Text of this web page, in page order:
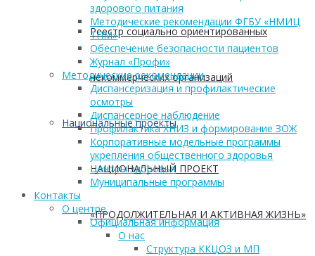
Реестр социально ориентированных
некоммерческих организаций
Национальные проекты
НАЦИОНАЛЬНЫЙ ПРОЕКТ
«ПРОДОЛЖИТЕЛЬНАЯ И АКТИВНАЯ ЖИЗНЬ»
здорового питания
Методические рекомендации ФГБУ «НМИЦ
ТПМ»
Обеспечение безопасности пациентов
Журнал «Профи»
Методические рекомендации
Диспансеризация и профилактические
осмотры
Диспансерное наблюдение
Профилактика ХНИЗ и формирование ЗОЖ
Корпоративные модельные программы
укрепления общественного здоровья
Центры здоровья
Муниципальные программы
Контакты
О центре
Официальная информация
О нас
Структура ККЦОЗ и МП